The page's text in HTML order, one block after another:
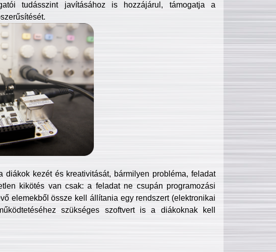
tudásszint javításához is hozzájárul, támogatja a
kezét és kreativitását, bármilyen probléma, feladat
kikötés van csak: a feladat ne csupán programozási
elemekből össze kell állítania egy rendszert (elektronikai
szükséges szoftvert is a diákoknak kell